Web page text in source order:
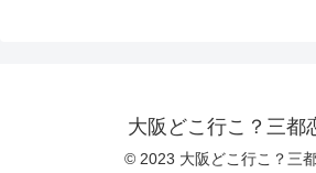
大阪どこ行こ？三都
© 2023 大阪どこ行こ？三